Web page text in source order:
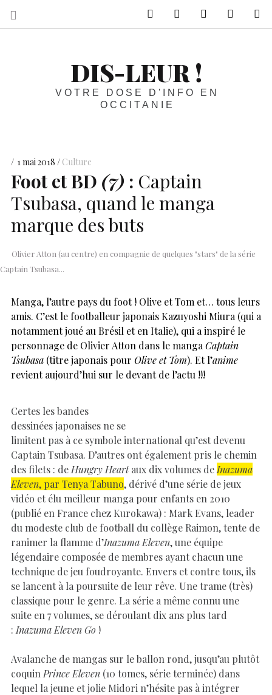
DIS-LEUR !
VOTRE DOSE D'INFO EN
OCCITANIE
1 mai 2018 Culture
Foot etBD (7) : Captain
Tsubasa, quand le manga
marque des buts
Olivier Atton (au centre) en compagnie de quelques "stars" de la série
Captain Tsubasa...
Manga, l’autre pays du foot ! Olive et Tom et… tous leurs
amis. C’est le footballeur japonais Kazuyoshi Miura (qui a
notamment joué au Brésil et en Italie), qui a inspiré le
personnage de Olivier Atton dans le manga Captain
Tsubasa (titre japonais pour Olive et Tom). Et l’anime
revient aujourd’hui sur le devant de l’actu !!!
Certes les bandes
dessinées japonaises ne se
limitent pas à ce symbole international qu’est devenu
Captain Tsubasa. D’autres ont également pris le chemin
des filets : de Hungry Heartaux dix volumes de Inazuma
Eleven, par Tenya Tabuno, dérivé d’une série de jeux
vidéo et élu meilleur manga pour enfants en 2010
(publié en France chez Kurokawa) : Mark Evans, leader
du modeste club de football du collège Raimon, tente de
ranimer la flamme d’Inazuma Eleven, une équipe
légendaire composée de membres ayant chacun une
technique de jeu foudroyante. Envers et contre tous, ils
se lancent à la poursuite de leur rêve. Une trame (très)
classique pour le genre. La série a même connu une
suite en 7 volumes, se déroulant dix ans plus tard
: Inazuma Eleven Go !
Avalanche de mangas sur le ballon rond, jusqu’au plutôt
coquin Prince Eleven (10 tomes, série terminée) dans
lequel la jeune et jolie Midori n’hésite pas à intégrer